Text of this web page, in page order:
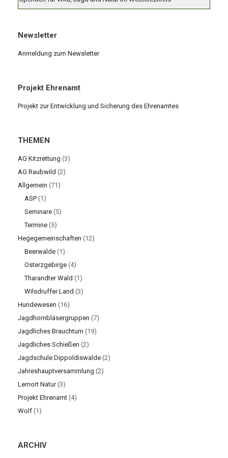
Newsletter
Anmeldung zum Newsletter
Projekt Ehrenamt
Projekt zur Entwicklung und Sicherung des Ehrenamtes
THEMEN
AG Kitzrettung (3)
AG Raubwild (2)
Allgemein (71)
ASP (1)
Seminare (5)
Termine (5)
Hegegemeinschaften (12)
Beerwalde (1)
Osterzgebirge (4)
Tharandter Wald (1)
Wilsdruffer Land (3)
Hundewesen (16)
Jagdhornbläsergruppen (7)
Jagdliches Brauchtum (19)
Jagdliches Schießen (2)
Jagdschule Dippoldiswalde (2)
Jahreshauptversammlung (2)
Lernort Natur(3)
Projekt Ehrenamt (4)
Wolf (1)
ARCHIV